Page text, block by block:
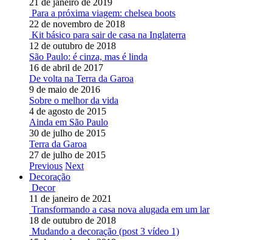
21 de janeiro de 2019
Para a próxima viagem: chelsea boots
22 de novembro de 2018
Kit básico para sair de casa na Inglaterra
12 de outubro de 2018
São Paulo: é cinza, mas é linda
16 de abril de 2017
De volta na Terra da Garoa
9 de maio de 2016
Sobre o melhor da vida
4 de agosto de 2015
Ainda em São Paulo
30 de julho de 2015
Terra da Garoa
27 de julho de 2015
Previous Next
Decoração
Decor
11 de janeiro de 2021
Transformando a casa nova alugada em um lar
18 de outubro de 2018
Mudando a decoração (post 3 vídeo 1)